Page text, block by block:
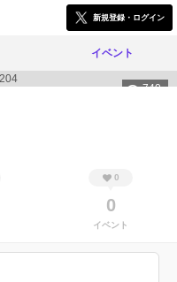
新規登録・ログイン
イベント
740
0
0
イベント